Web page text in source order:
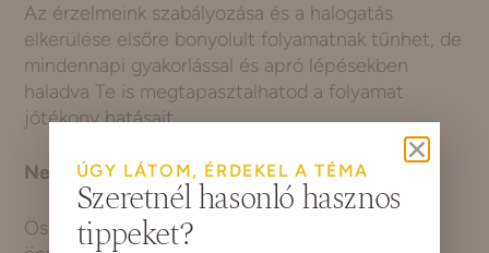
Az érzelmeink szabályozása és a halogatás
elkerülése elsőre bonyolult folyamatnak tűnhet, de
mindennapi gyakorlással és apró lépésekben
haladva Te is megtapasztalhatod a folyamat
jótékony hatásait.
Ne feledd!
Ösztönösen megvan bennünk a képesség az
ÚGY LÁTOM, ÉRDEKEL A TÉMA
Szeretnél hasonló hasznos
tippeket?